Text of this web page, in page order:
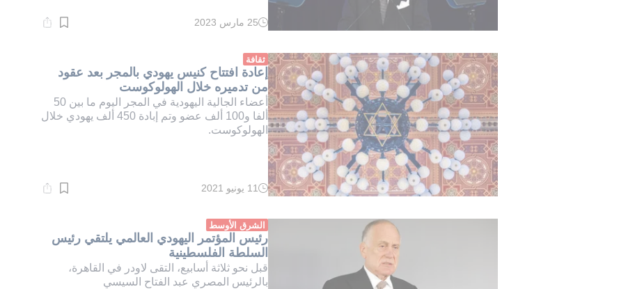
وقت
دقيقة.
25 مارس 2023
ثقافة
إعادة افتتاح كنيس يهودي بالمجر بعد عقود
من تدميره خلال الهولوكوست
أعضاء الجالية اليهودية في المجر اليوم ما بين 50
ألفا و100 ألف عضو وتم إبادة 450 ألف يهودي خلال
الهولوكوست.
وقت
دقيقة.
11 يونيو 2021
الشرق الأوسط
رئيس المؤتمر اليهودي العالمي يلتقي رئيس
السلطة الفلسطينية
قبل نحو ثلاثة أسابيع، التقى لاودر في القاهرة،
بالرئيس المصري عبد الفتاح السيسي